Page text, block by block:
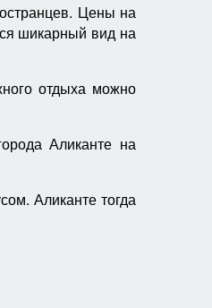
Цены на
шикарный вид на
отдыха можно
Аликанте на
Аликанте тогда